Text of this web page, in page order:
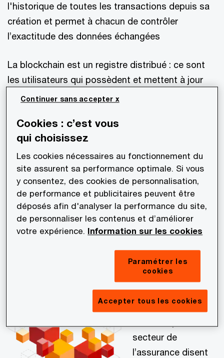
l'historique de toutes les transactions depuis sa
création et permet à chacun de contrôler
l’exactitude des données échangées
La blockchain est un registre distribué : ce sont
les utilisateurs qui possèdent et mettent à jour
les informations, sans qu’il y aie besoin d’une
permet d’explorer de très nombreux champs
d’exploitation, au-delà des monnaies numériques
comme le Bitcoin pour lequel elle a été inventée
en 2008.
Banques, assurance, immobilier, santé, énergie,
transports, vote en ligne…les applications
seraient multiples. Le secteur financier explore
dont les bénéfices sont substantiels : réduction
56 %
secteur de
l’assurance disent
Cookies : c’est vous
qui choisissez
Les cookies nécessaires au fonctionnement du
site assurent sa performance optimale. Si vous
y consentez, des cookies de personnalisation,
de performance et publicitaires peuvent être
déposés afin d'analyser la performance du site,
de personnaliser les contenus et d’améliorer
votre expérience. Information sur les cookies
Paramétrer les
cookies
Accepter tous les cookies
Continuer sans accepter x